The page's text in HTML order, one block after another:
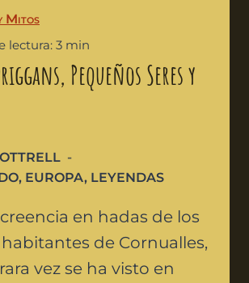
Mitos
lectura: 3 min
Pequeños Seres y
, EUROPA, LEYENDAS
en hadas de los
de Cornualles,
vez se ha visto en